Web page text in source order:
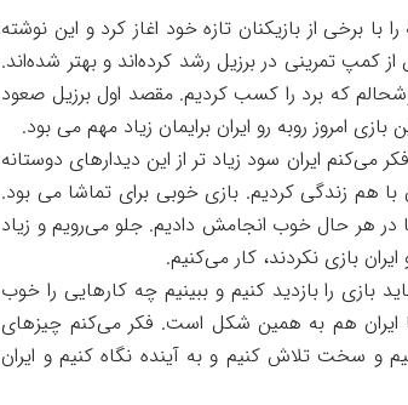
با برخی از بازیکنان تازه خود اغاز کرد و این نوشته
تمرینی در برزیل رشد کرده‌اند و بهتر شده‌اند.
که برد را کسب کردیم. مقصد اول برزیل صعود
امروز روبه رو ایران برایمان زیاد مهم می بود.
می‌کنم ایران سود زیاد تر از این دیدارهای دوستانه
هم زندگی کردیم. بازی خوبی برای تماشا می بود.
هر حال خوب انجامش دادیم. جلو می‌رویم و زیاد
بازی نکردند، کار می‌کنیم.
بازی را بازدید کنیم و ببینیم چه کارهایی را خوب
ایران هم به همین شکل است. فکر می‌کنم چیزهای
و سخت تلاش کنیم و به آینده نگاه کنیم و ایران